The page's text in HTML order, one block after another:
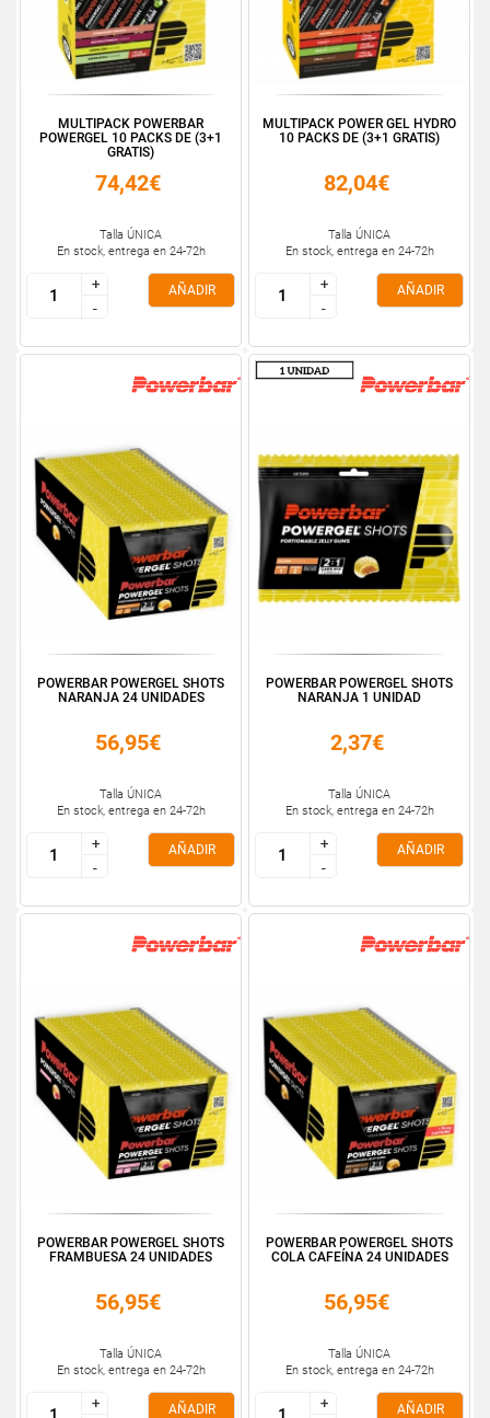
MULTIPACK POWERBAR
POWERGEL 10 PACKS DE (3+1
GRATIS)
74,42€
Talla ÚNICA
En stock, entrega en 24-72h
+
-
+
-
AÑADIR
MULTIPACK POWER GEL HYDRO
10 PACKS DE (3+1 GRATIS)
82,04€
Talla ÚNICA
En stock, entrega en 24-72h
+
-
+
-
AÑADIR
POWERBAR POWERGEL SHOTS
NARANJA 24 UNIDADES
56,95€
Talla ÚNICA
En stock, entrega en 24-72h
+
-
+
-
AÑADIR
POWERBAR POWERGEL SHOTS
NARANJA 1 UNIDAD
2,37€
Talla ÚNICA
En stock, entrega en 24-72h
+
-
+
-
AÑADIR
POWERBAR POWERGEL SHOTS
FRAMBUESA 24 UNIDADES
56,95€
Talla ÚNICA
En stock, entrega en 24-72h
+
+
AÑADIR
POWERBAR POWERGEL SHOTS
COLA CAFEÍNA 24 UNIDADES
56,95€
Talla ÚNICA
En stock, entrega en 24-72h
+
+
AÑADIR